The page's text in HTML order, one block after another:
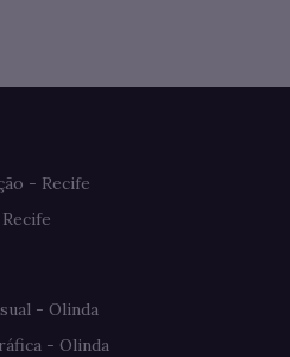
- Recife
- Olinda
- Olinda